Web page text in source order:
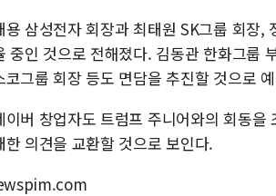
용 삼성전자 회장과 최태원 SK그룹 회장
중인 것으로 전해졌다. 김동관 한화그룹
코그룹 회장 등도 면담을 추진할 것으로
이버 창업자도 트럼프 주니어와의 회동
한 의견을 교환할 것으로 보인다.